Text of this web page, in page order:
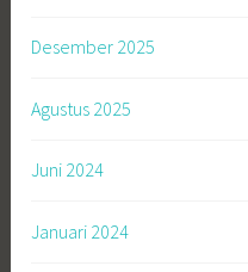
Desember 2025
Agustus 2025
Juni 2024
Januari 2024